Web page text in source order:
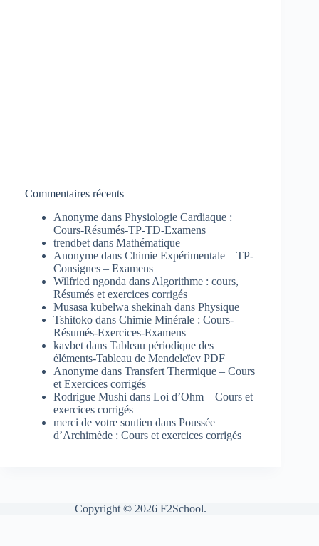
Commentaires récents
Anonyme dans Physiologie Cardiaque :
Cours-Résumés-TP-TD-Examens
trendbet dans Mathématique
Anonyme dans Chimie Expérimentale – TP-
Consignes – Examens
Wilfried ngonda dans Algorithme : cours,
Résumés et exercices corrigés
Musasa kubelwa shekinah dans Physique
Tshitoko dans Chimie Minérale : Cours-
Résumés-Exercices-Examens
kavbet dans Tableau périodique des
éléments-Tableau de Mendeleïev PDF
Anonyme dans Transfert Thermique – Cours
et Exercices corrigés
Rodrigue Mushi dans Loi d’Ohm – Cours et
exercices corrigés
merci de votre soutien dans Poussée
d’Archimède : Cours et exercices corrigés
Copyright © 2026 F2School.